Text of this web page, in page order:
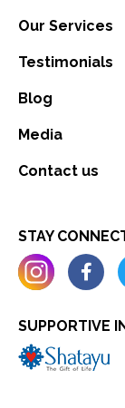
Our Services
Testimonials
Blog
Media
Contact us
STAY
SUPPORTIVE